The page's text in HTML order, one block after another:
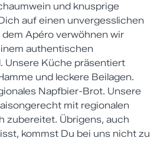
und knusprige
auf einen unvergesslichen
Apéro verwöhnen wir
authentischen
Unsere Küche präsentiert
und leckere Beilagen.
Napfbier-Brot. Unsere
mit regionalen
zubereitet. Übrigens, auch
kommst Du bei uns nicht zu